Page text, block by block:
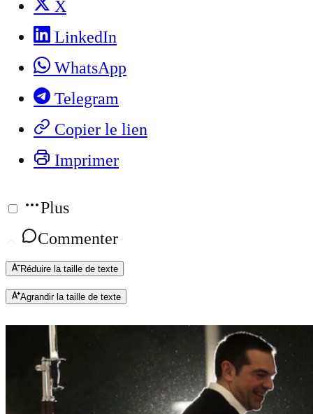
X
LinkedIn
WhatsApp
Telegram
Copier le lien
Imprimer
Plus
Commenter
Réduire la taille de texte
Agrandir la taille de texte